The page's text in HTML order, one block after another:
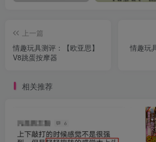
上一篇
情趣玩具测评：【欧亚思】
V8跳蛋按摩器
情趣玩
相关推荐